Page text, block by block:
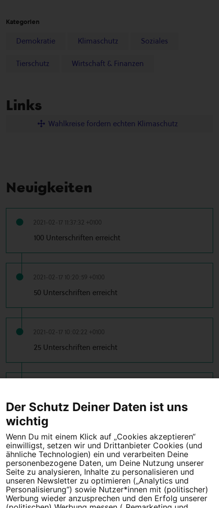
Kategorien
Demokratie Klimaschutz Soziales
Tierschutz Wirtschaft & Finanzen
Links
Wahlkreise fordern echten Klimaschutz
Neuigkeiten
2021-02-17 11:37:32 +0100
100 Unterschriften erreicht
2021-02-17 10:20:59 +0100
50 Unterschriften erreicht
2021-02-17 10:02:22 +0100
25 Unterschriften erreicht
10 Unterschriften erreicht
Tipps für deine Petition
Darum WeAct
Partnerprogramm
Erfolgreiche Petitionen
FAQs
Der Schutz Deiner Daten ist uns
wichtig
Wenn Du mit einem Klick auf „Cookies akzeptieren“
einwilligst, setzen wir und Drittanbieter Cookies (und
ähnliche Technologien) ein und verarbeiten Deine
personenbezogene Daten, um Deine Nutzung unserer
Seite zu analysieren, Inhalte zu personalisieren und
unseren Newsletter zu optimieren („Analytics und
Personalisierung“) sowie Nutzer*innen mit (politischer)
Werbung wieder anzusprechen und den Erfolg unserer